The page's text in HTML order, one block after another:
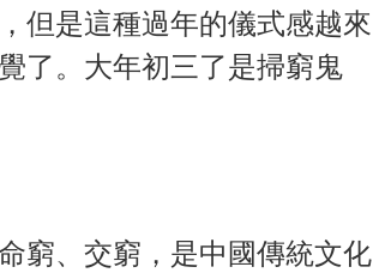
但是這種過年的儀式感越來
了。大年初三了是掃窮鬼
窮、交窮，是中國傳統文化